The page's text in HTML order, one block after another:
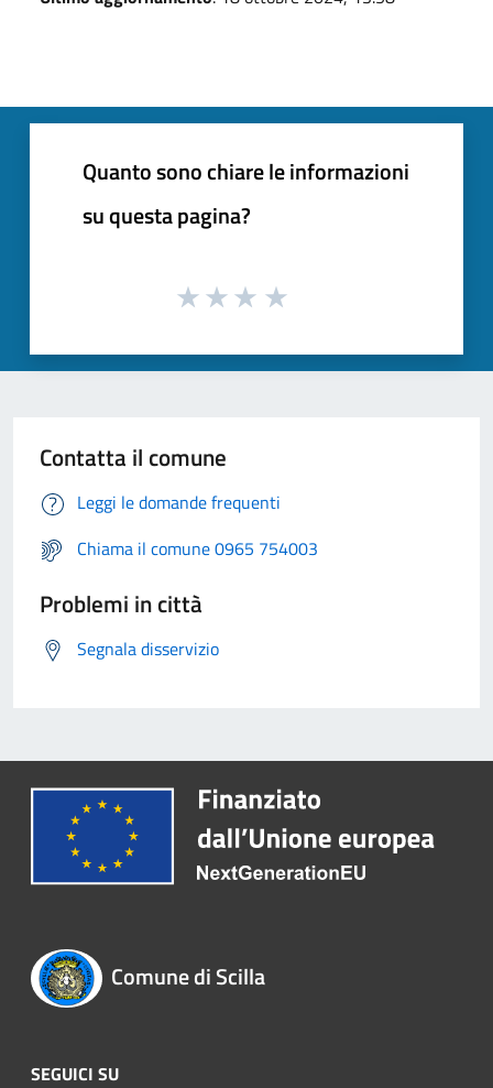
Quanto sono chiare le informazioni
su questa pagina?
Contatta il comune
Leggi le domande frequenti
Chiama il comune 0965 754003
Problemi in città
Segnala disservizio
Comune di Scilla
SEGUICI SU